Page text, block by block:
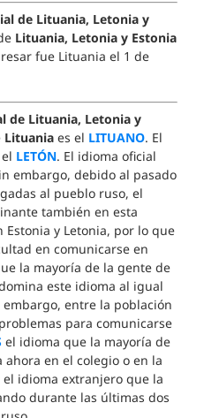
de Lituania, Letonia y
Lituania, Letonia y Estonia
fue Lituania el 1 de
de Lituania, Letonia y
Lituania es el LITUANO. El
LETÓN. El idioma oficial
embargo, debido al pasado
al pueblo ruso, el
también en esta
y Letonia, por lo que
en comunicarse en
la mayoría de la gente de
este idioma al igual
entre la población
para comunicarse
el idioma que la mayoría de
ahora en el colegio o en la
idioma extranjero que la
durante las últimas dos